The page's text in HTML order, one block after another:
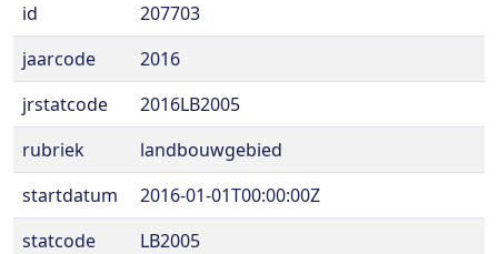
id
207703
jaarcode
2016
jrstatcode
2016LB2005
rubriek
landbouwgebied
startdatum
2016-01-01T00:00:00Z
statcode
LB2005